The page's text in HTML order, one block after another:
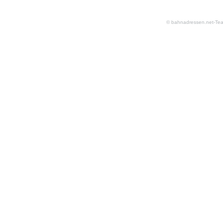
© bahnadressen.net-